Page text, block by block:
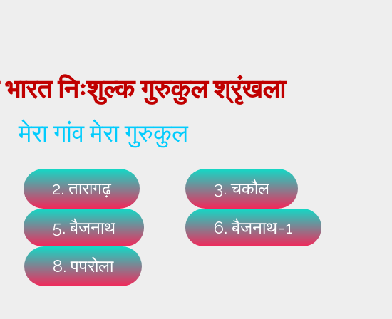
भारतनिःशुल्कगुरुकुलश्रृंखला
मेरा गांव मेरा गुरुकुल
2. तारागढ़
3. चकौल
5. बैजनाथ
6. बैजनाथ-1
8. पपरोला